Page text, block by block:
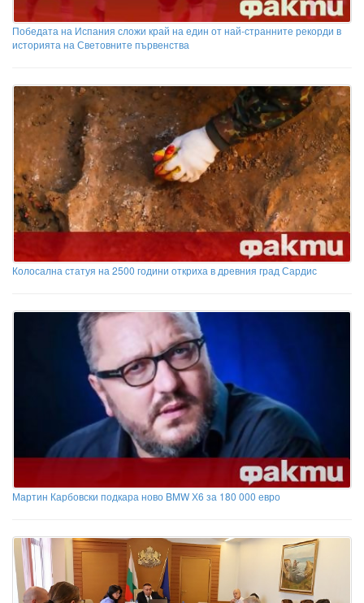
Победата на Испания сложи край на един от най-странните рекорди в
историята на Световните първенства
Колосална статуя на 2500 години откриха в древния град Сардис
Мартин Карбовски подкара ново BMW Х6 за 180 000 евро